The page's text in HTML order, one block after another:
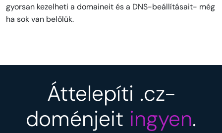
gyorsan kezelheti a domaineit és a DNS-beállításait- még
ha sok van belőlük.
Áttelepíti .cz-
doménjeit ingyen.